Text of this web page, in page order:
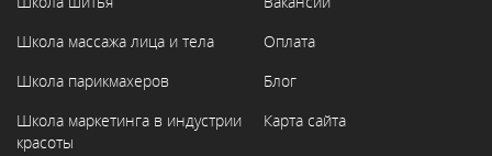
Школа массажа лица и тела
Школа парикмахеров
Школа маркетинга в индустрии
красоты
Оплата
Блог
Карта сайта